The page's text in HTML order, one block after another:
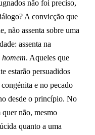
não foi preciso,
A convicção que
não assenta sobre uma
assenta na
. Aqueles que
estarão persuadidos
e no pecado
desde o princípio. No
não, mesmo
quanto a uma